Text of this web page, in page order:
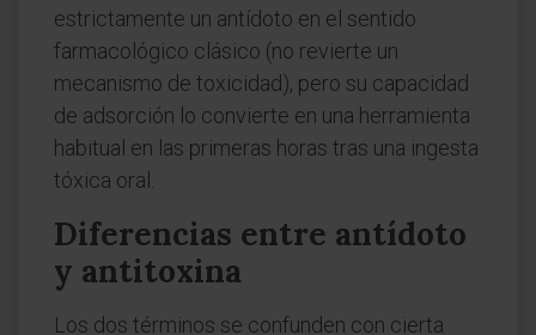
estrictamente un antídoto en el sentido
farmacológico clásico (no revierte un
mecanismo de toxicidad), pero su capacidad
de adsorción lo convierte en una herramienta
habitual en las primeras horas tras una ingesta
tóxica oral.
Diferencias entre antídoto
y antitoxina
Los dos términos se confunden con cierta